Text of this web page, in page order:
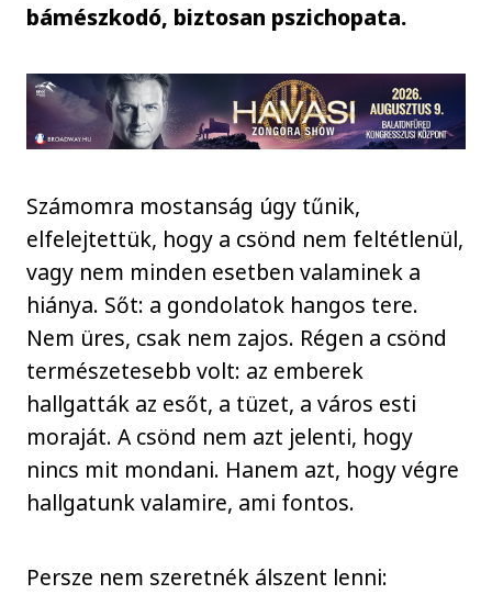
bámészkodó, biztosan pszichopata.
Számomra mostanság úgy tűnik,
elfelejtettük, hogy a csönd nem feltétlenül,
vagy nem minden esetben valaminek a
hiánya. Sőt: a gondolatok hangos tere.
Nem üres, csak nem zajos. Régen a csönd
természetesebb volt: az emberek
hallgatták az esőt, a tüzet, a város esti
moraját. A csönd nem azt jelenti, hogy
nincs mit mondani. Hanem azt, hogy végre
hallgatunk valamire, ami fontos.
Persze nem szeretnék álszent lenni: